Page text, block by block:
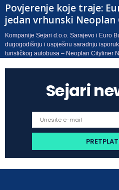
Povjerenje koje traje:
jedan vrhunski
Kompanije Sejari d.o.o. Sarajevo i Euro
dugogodišnju i uspješnu saradnju
turističkog autobusa – Neoplan Cityliner
Sejari